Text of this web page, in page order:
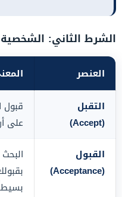
الشرط الثاني: الشخصية
العنصر
التقبل
(Accept)
قبول
على
القبول
(Acceptance)